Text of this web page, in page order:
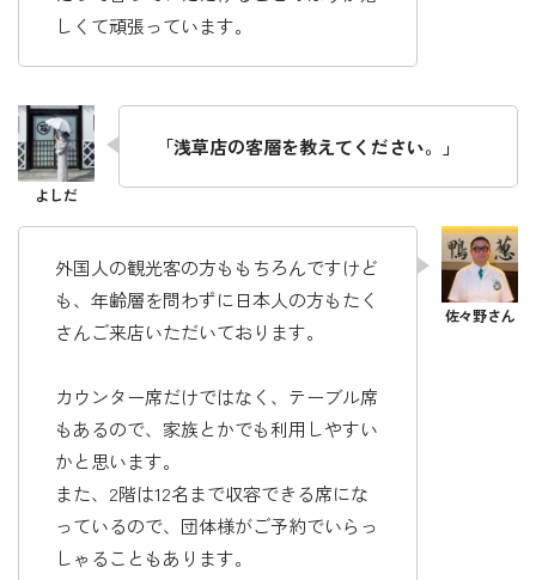
しくて頑張っています。
「浅草店の客層を教えてください。」
外国人の観光客の方ももちろんですけど
も、年齢層を問わずに日本人の方もたく
さんご来店いただいております。
カウンター席だけではなく、テーブル席
もあるので、家族とかでも利用しやすい
かと思います。
また、2階は12名まで収容できる席にな
っているので、団体様がご予約でいらっ
しゃることもあります。